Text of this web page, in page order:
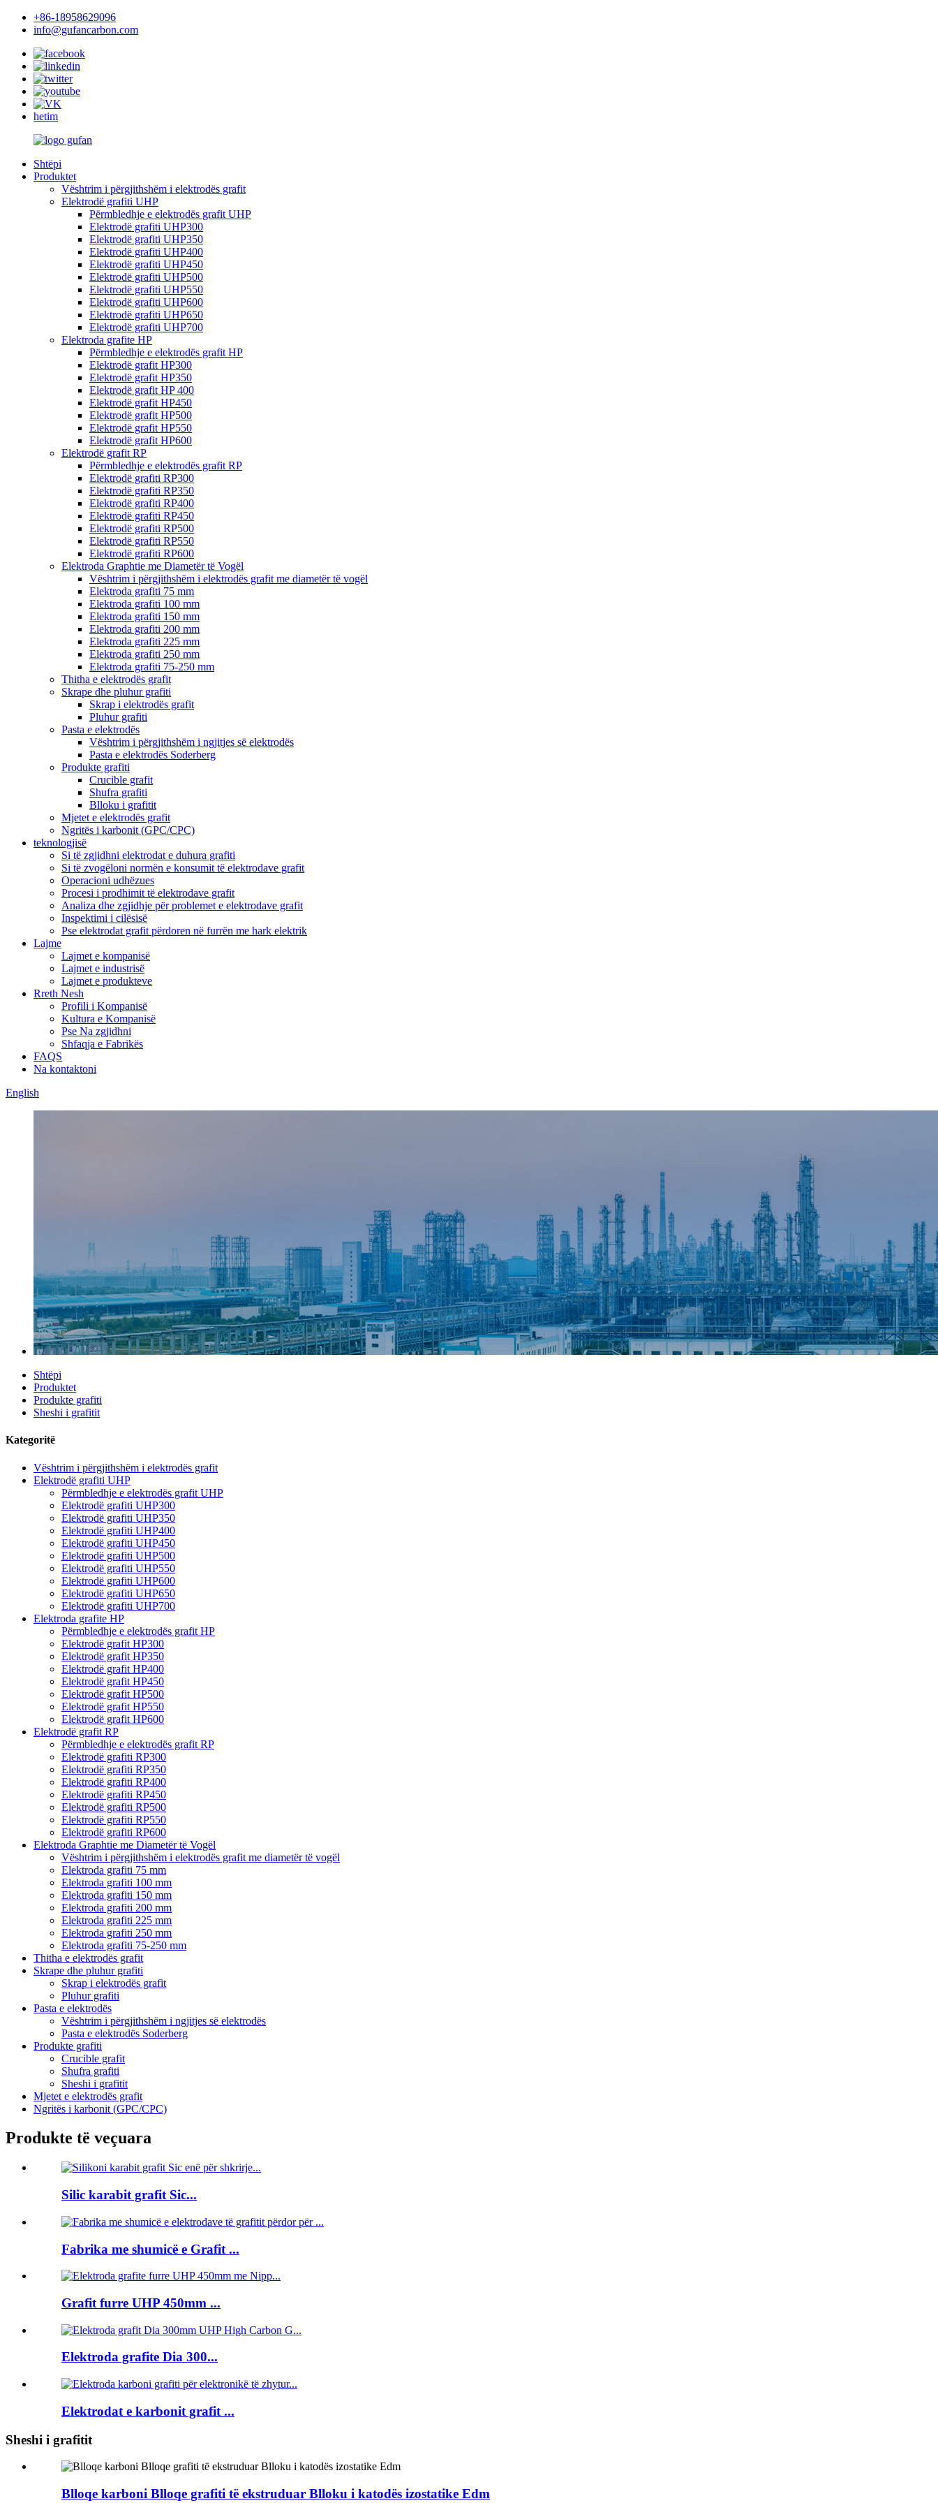
+86-18958629096
info@gufancarbon.com
hetim
Shtëpi
Produktet
Vështrim i përgjithshëm i elektrodës grafit
Elektrodë grafiti UHP
Përmbledhje e elektrodës grafit UHP
Elektrodë grafiti UHP300
Elektrodë grafiti UHP350
Elektrodë grafiti UHP400
Elektrodë grafiti UHP450
Elektrodë grafiti UHP500
Elektrodë grafiti UHP550
Elektrodë grafiti UHP600
Elektrodë grafiti UHP650
Elektrodë grafiti UHP700
Elektroda grafite HP
Përmbledhje e elektrodës grafit HP
Elektrodë grafit HP300
Elektrodë grafit HP350
Elektrodë grafit HP 400
Elektrodë grafit HP450
Elektrodë grafit HP500
Elektrodë grafit HP550
Elektrodë grafit HP600
Elektrodë grafit RP
Përmbledhje e elektrodës grafit RP
Elektrodë grafiti RP300
Elektrodë grafiti RP350
Elektrodë grafiti RP400
Elektrodë grafiti RP450
Elektrodë grafiti RP500
Elektrodë grafiti RP550
Elektrodë grafiti RP600
Elektroda Graphtie me Diametër të Vogël
Vështrim i përgjithshëm i elektrodës grafit me diametër të vogël
Elektroda grafiti 75 mm
Elektroda grafiti 100 mm
Elektroda grafiti 150 mm
Elektroda grafiti 200 mm
Elektroda grafiti 225 mm
Elektroda grafiti 250 mm
Elektroda grafiti 75-250 mm
Thitha e elektrodës grafit
Skrape dhe pluhur grafiti
Skrap i elektrodës grafit
Pluhur grafiti
Pasta e elektrodës
Vështrim i përgjithshëm i ngjitjes së elektrodës
Pasta e elektrodës Soderberg
Produkte grafiti
Crucible grafit
Shufra grafiti
Blloku i grafitit
Mjetet e elektrodës grafit
Ngritës i karbonit (GPC/CPC)
teknologjisë
Si të zgjidhni elektrodat e duhura grafiti
Si të zvogëloni normën e konsumit të elektrodave grafit
Operacioni udhëzues
Procesi i prodhimit të elektrodave grafit
Analiza dhe zgjidhje për problemet e elektrodave grafit
Inspektimi i cilësisë
Pse elektrodat grafit përdoren në furrën me hark elektrik
Lajme
Lajmet e kompanisë
Lajmet e industrisë
Lajmet e produkteve
Rreth Nesh
Profili i Kompanisë
Kultura e Kompanisë
Pse Na zgjidhni
Shfaqja e Fabrikës
FAQS
Na kontaktoni
English
Shtëpi
Produktet
Produkte grafiti
Sheshi i grafitit
Kategoritë
Vështrim i përgjithshëm i elektrodës grafit
Elektrodë grafiti UHP
Përmbledhje e elektrodës grafit UHP
Elektrodë grafiti UHP300
Elektrodë grafiti UHP350
Elektrodë grafiti UHP400
Elektrodë grafiti UHP450
Elektrodë grafiti UHP500
Elektrodë grafiti UHP550
Elektrodë grafiti UHP600
Elektrodë grafiti UHP650
Elektrodë grafiti UHP700
Elektroda grafite HP
Përmbledhje e elektrodës grafit HP
Elektrodë grafit HP300
Elektrodë grafit HP350
Elektrodë grafit HP400
Elektrodë grafit HP450
Elektrodë grafit HP500
Elektrodë grafit HP550
Elektrodë grafit HP600
Elektrodë grafit RP
Përmbledhje e elektrodës grafit RP
Elektrodë grafiti RP300
Elektrodë grafiti RP350
Elektrodë grafiti RP400
Elektrodë grafiti RP450
Elektrodë grafiti RP500
Elektrodë grafiti RP550
Elektrodë grafiti RP600
Elektroda Graphtie me Diametër të Vogël
Vështrim i përgjithshëm i elektrodës grafit me diametër të vogël
Elektroda grafiti 75 mm
Elektroda grafiti 100 mm
Elektroda grafiti 150 mm
Elektroda grafiti 200 mm
Elektroda grafiti 225 mm
Elektroda grafiti 250 mm
Elektroda grafiti 75-250 mm
Thitha e elektrodës grafit
Skrape dhe pluhur grafiti
Skrap i elektrodës grafit
Pluhur grafiti
Pasta e elektrodës
Vështrim i përgjithshëm i ngjitjes së elektrodës
Pasta e elektrodës Soderberg
Produkte grafiti
Crucible grafit
Shufra grafiti
Sheshi i grafitit
Mjetet e elektrodës grafit
Ngritës i karbonit (GPC/CPC)
Produkte të veçuara
Silic karabit grafit Sic...
Fabrika me shumicë e Grafit ...
Grafit furre UHP 450mm ...
Elektroda grafite Dia 300...
Elektrodat e karbonit grafit ...
Sheshi i grafitit
Blloqe karboni Blloqe grafiti të ekstruduar Blloku i katodës izostatike Edm